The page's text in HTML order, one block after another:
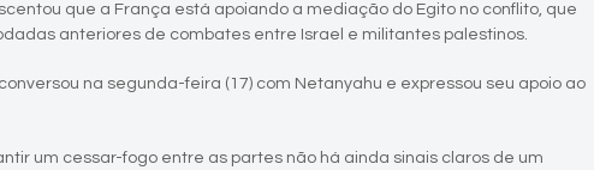
que a França está apoiando a mediação do Egito no conflito, que
anteriores de combates entre Israel e militantes palestinos.
na segunda-feira (17) com Netanyahu e expressou seu apoio ao
um cessar-fogo entre as partes não há ainda sinais claros de um